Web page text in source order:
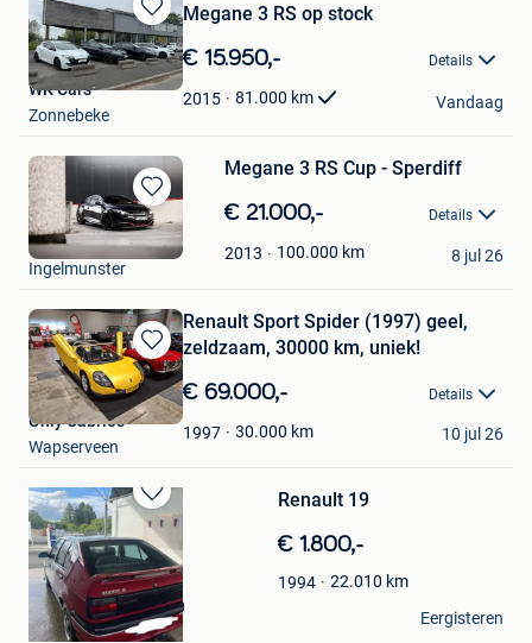
Bewaren
in
Mijn
Favorieten
Megane 3 RS op stock
€ 15.950,- Details
2015 81.000 km
WK Cars
Zonnebeke
Vandaag
Bewaren
in
Mijn
Megane 3 RS Cup - Sperdiff
€ 21.000,- Details
2013 100.000 km
Michiel Gekiere
Ingelmunster
8 jul 26
Bewaren
in
Mijn
Favorieten
Renault Sport Spider (1997) geel,
zeldzaam, 30000 km, uniek!
€ 69.000,- Details
1997 30.000 km
Only Cabrios
Wapserveen
10 jul 26
Bewaren
in
Mijn
Favorieten
Renault 19
€ 1.800,-
1994 22.010 km
Mahieddine Boumah
Peruwelz
Eergisteren